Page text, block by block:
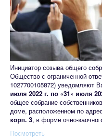
Инициатор созыва общего
Общество с ограниченной
1027700105872) уведомляют
июля 2022 г. по «31» июля
общее собрание
доме, расположенном по
корп. 3, в форме очно-
Посмотреть